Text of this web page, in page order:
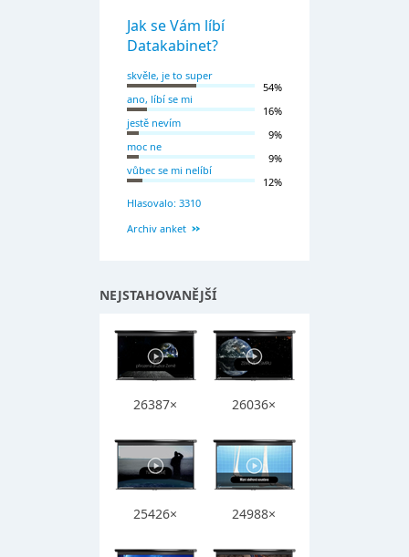
Jak se Vám líbí
Datakabinet?
skvěle, je to super
54%
ano, líbí se mi
16%
jestě nevím
9%
moc ne
9%
vůbec se mi nelíbí
12%
Hlasovalo: 3310
Archiv anket
NEJSTAHOVANĚJŠÍ
26387× 26036×
25426× 24988×